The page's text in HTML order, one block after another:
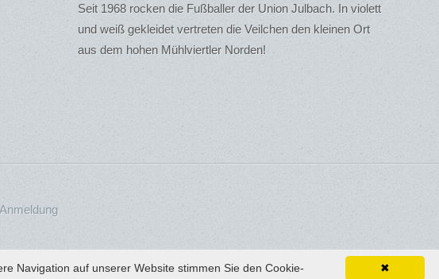
Seit 1968 rocken die Fußballer der Union Julbach. In violett
und weiß gekleidet vertreten die Veilchen den kleinen Ort
aus dem hohen Mühlviertler Norden!
✖
Navigation auf unserer Website stimmen Sie den Cookie-